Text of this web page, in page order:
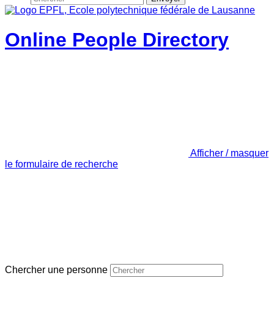
Online People Directory
Afficher / masquer
le formulaire de recherche
Chercher une personne